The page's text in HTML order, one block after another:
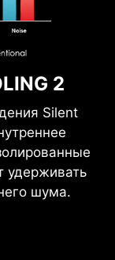
2
Silent
удерживать
шума.